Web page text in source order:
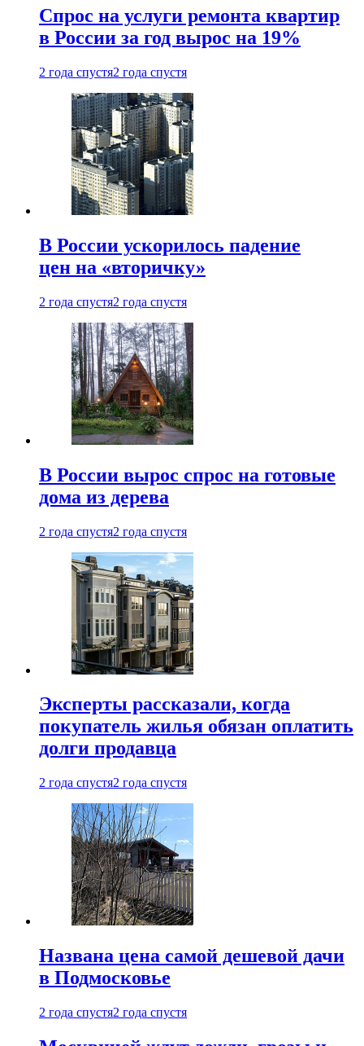
Спрос на услуги ремонта квартир
в России за год вырос на 19%
2 года спустя2 года спустя
В России ускорилось падение
цен на «вторичку»
2 года спустя2 года спустя
В России вырос спрос на готовые
дома из дерева
2 года спустя2 года спустя
Эксперты рассказали, когда
покупатель жилья обязан оплатить
долги продавца
2 года спустя2 года спустя
Названа цена самой дешевой дачи
в Подмосковье
2 года спустя2 года спустя